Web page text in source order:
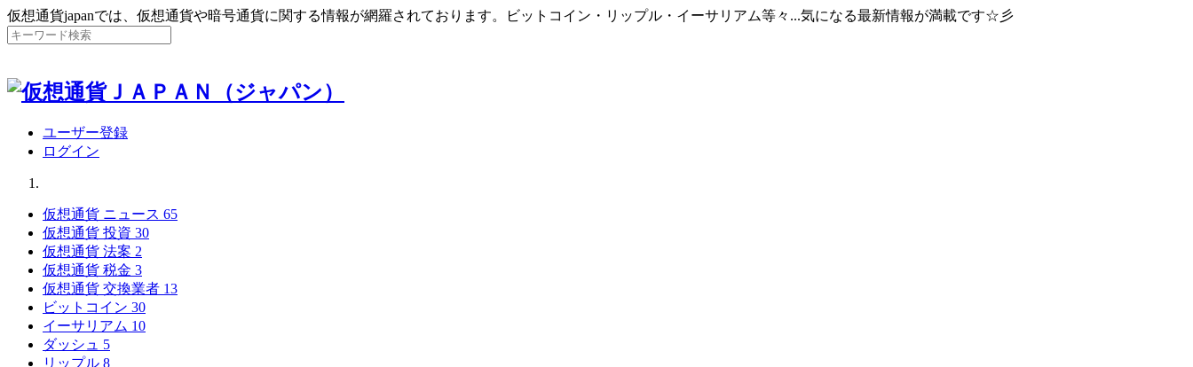
仮想通貨japanでは、仮想通貨や暗号通貨に関する情報が網羅されております。ビットコイン・リップル・イーサリアム等々...気になる最新情報が満載です☆彡
ユーザー登録
ログイン
仮想通貨 ニュース 65
仮想通貨 投資 30
仮想通貨 法案 2
仮想通貨 税金 3
仮想通貨 交換業者 13
ビットコイン 30
イーサリアム 10
ダッシュ 5
リップル 8